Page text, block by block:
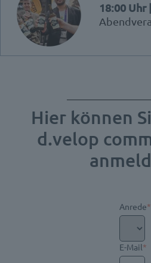
18:00 Uhr |
Hier können
d.velop
Anrede*
E-Mail*